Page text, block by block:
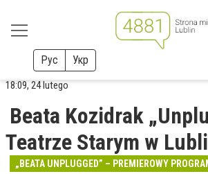
Рус Укр
18:09, 24 lutego
Beata Kozidrak
Teatrze Starym w
„BEATA UNPLUGGED” – PREMIEROWY